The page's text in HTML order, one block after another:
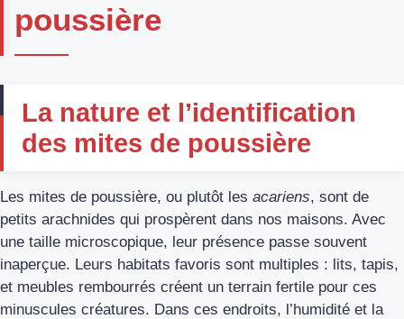
poussière
La nature et l’identification
des mites de poussière
Les mites de poussière, ou plutôt les acariens, sont de
petits arachnides qui prospèrent dans nos maisons. Avec
une taille microscopique, leur présence passe souvent
inaperçue. Leurs habitats favoris sont multiples : lits, tapis,
et meubles rembourrés créent un terrain fertile pour ces
minuscules créatures. Dans ces endroits, l’humidité et la